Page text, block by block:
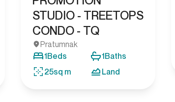
STUDIO - TREETOPS
CONDO - TQ
Pratumnak
1Beds 1Baths
25sq m Land